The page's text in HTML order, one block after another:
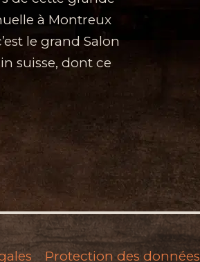
à Montreux
le grand Salon
suisse, dont ce
Protection des données